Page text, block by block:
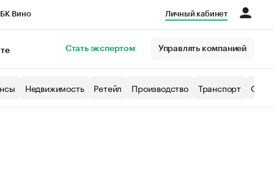
Вино Личный кабинет
Стать экспертом Управлять компанией
Недвижимость Ретейл Производство Транспорт